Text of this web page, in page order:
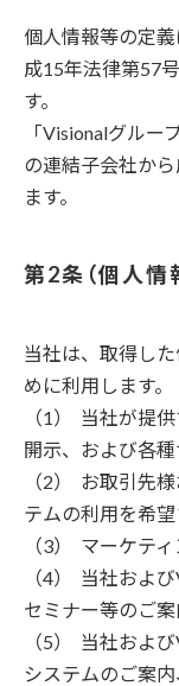
個人情報等の定
成15年法律第57
す。
「Visionalグル
の連結子会社か
ます。
個人情
当社は、取得し
めに利用します。
当社が提
開示、および各
お取引先
テムの利用を希
マーケテ
当社およ
セミナー等のご
当社およ
システムのご案